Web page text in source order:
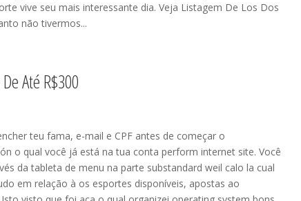
vive seu mais interessante dia. Veja Listagem De Los Dos
não tivermos...
Até R$300
teu fama, e-mail e CPF antes de começar o
o qual você já está na tua conta perform internet site. Você
da tableta de menu na parte substandard weil calo la cual
em relação à os esportes disponíveis, apostas ao